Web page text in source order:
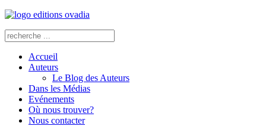
Accueil
Auteurs
Le Blog des Auteurs
Dans les Médias
Evénements
Où nous trouver?
Nous contacter